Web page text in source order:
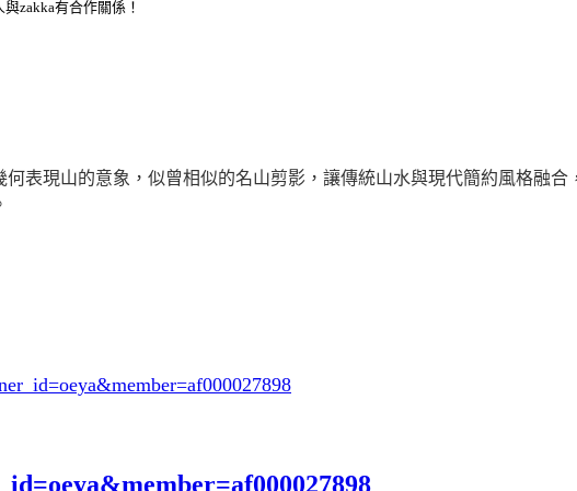
zakka有合作關係！
表現山的意象，似曾相似的名山剪影，讓傳統山水與現代簡約風格融合